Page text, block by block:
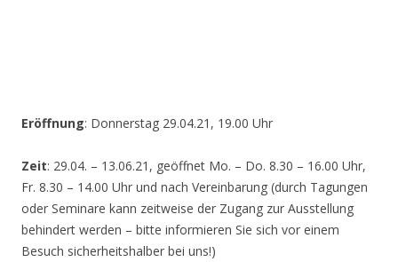
Eröffnung: Donnerstag 29.04.21, 19.00 Uhr
Zeit: 29.04. – 13.06.21, geöffnet Mo. – Do. 8.30 – 16.00 Uhr,
Fr. 8.30 – 14.00 Uhr und nach Vereinbarung (durch Tagungen
oder Seminare kann zeitweise der Zugang zur Ausstellung
behindert werden – bitte informieren Sie sich vor einem
Besuch sicherheitshalber bei uns!)